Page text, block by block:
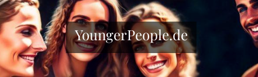
YoungerPeople.de